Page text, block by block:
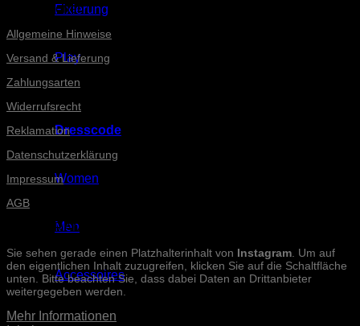
Fixierung
Play
Dresscode
Women
Men
Accessoires
Informationen
Allgemeine Hinweise
Versand & Lieferung
Zahlungsarten
Widerrufsrecht
Reklamation
Datenschutzerklärung
Impressum
AGB
INSTAGRAM-POSTS
Sie sehen gerade einen Platzhalterinhalt von Instagram . Um auf
den eigentlichen Inhalt zuzugreifen, klicken Sie auf die Schaltfläche
unten. Bitte beachten Sie, dass dabei Daten an Drittanbieter
weitergegeben werden.
Mehr Informationen